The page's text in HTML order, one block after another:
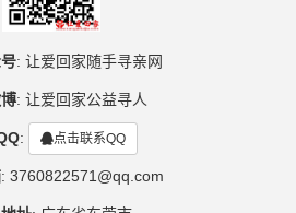
: 让爱回家随手寻亲网
: 让爱回家公益寻人
: 点击联系QQ
: 3760822571@qq.com